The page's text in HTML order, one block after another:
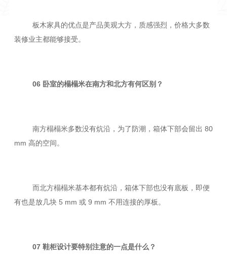
板木家具的优点是产品美观大方，质感强烈，价格大多数
装修业主都能够接受。
06 卧室的榻榻米在南方和北方有何区别？
南方榻榻米多数没有炕沿，为了防潮，箱体下部会留出 80
mm 高的空间。
而北方榻榻米基本都有炕沿，箱体下部也没有底板，即便
有也是放几块 5 mm 或 9 mm 不用连接的厚板。
07 鞋柜设计要特别注意的一点是什么？